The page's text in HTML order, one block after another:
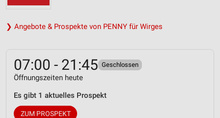
❯ Angebote & Prospekte von PENNY für Wirges
07:00 - 21:45 Geschlossen
Öffnungszeiten heute
Es gibt 1 aktuelles Prospekt
ZUM PROSPEKT